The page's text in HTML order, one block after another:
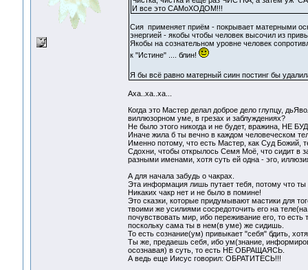
И все это САМоХОДОМ!!!
Сия применяет приём - покрывает матерными
энергией - якобы чтобы человек высочил из
Якобы на сознательном уровне человек
к "Истине" .... блин!
Я бы всё равно матерный сиин постинг бы
Аха..ха..ха...
Когда это Мастер делал доброе дело глупцу,
виллюзорном уме, в грезах и заблуждениях?
Не было этого никогда и не будет, вражина, НЕ
Иначе жила б ты вечно в каждом человеческом
Именно потому, что есть Мастер, как Суд Божий,
Сдохни, чтобы открылось Семя Моё, что сидит в
разными именами, хотя суть ей одна - эго,
А для начала забудь о чакрах.
Эта информация лишь путает тебя, потому что
Никаких чакр нет и не было в помине!
Это сказки, которые придумывают мастики для
твоими же усилиями сосредоточить его на
почувствовать мир, ибо переживание его, то
поскольку сама ты в нем(в уме) же сидишь.
То есть сознание(ум) привыкает "себя" бдить,
Ты же, предаешь себя, ибо ум(знание,
осознавая) в суть, то есть НЕ ОБРАЩАЯСЬ.
А ведь еще Иисус говорил: ОБРАТИТЕСЬ!!!